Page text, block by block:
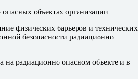
объектах организации
физических барьеров и технических
безопасности радиационно
на радиационно опасном объекте и в